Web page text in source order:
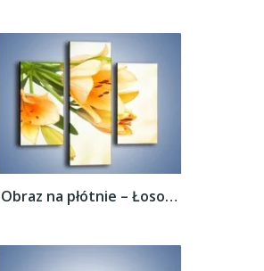
Obraz na płótnie – Łososiowe pachnące...